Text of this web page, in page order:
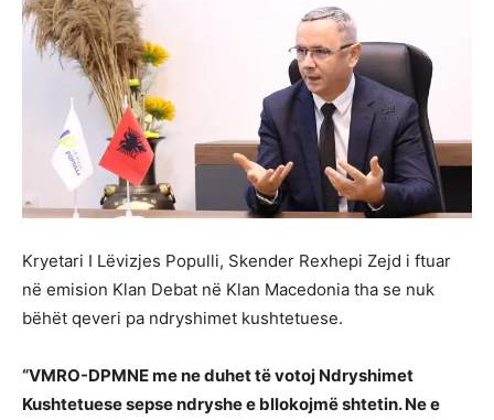
Kryetari I Lëvizjes Populli, Skender Rexhepi Zejd i ftuar
në emision Klan Debat në Klan Macedonia tha se nuk
bëhët qeveri pa ndryshimet kushtetuese.
“VMRO-DPMNE me ne duhet të votoj Ndryshimet
Kushtetuese sepse ndryshe e bllokojmë shtetin. Ne e